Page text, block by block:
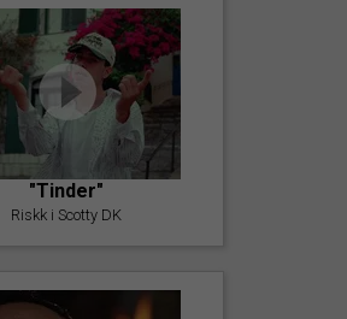
"Tinder"
Riskk i Scotty DK